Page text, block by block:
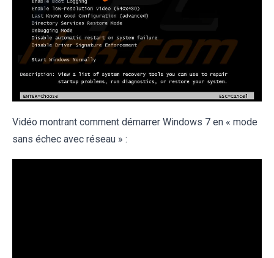
Vidéo montrant comment démarrer Windows 7 en « mode
sans échec avec réseau » :